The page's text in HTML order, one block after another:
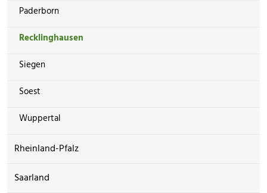
Paderborn
Recklinghausen
Siegen
Soest
Wuppertal
Rheinland-Pfalz
Saarland